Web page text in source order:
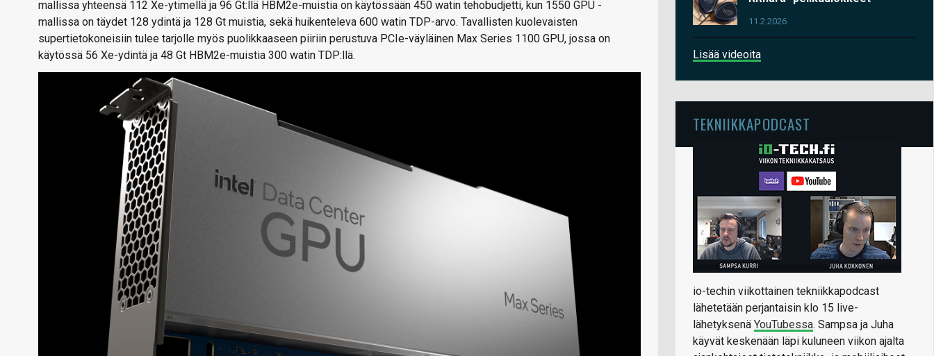
mallissa yhteensä 112 Xe-ytimellä ja 96 Gt:llä HBM2e-muistia on käytössään 450 watin tehobudjetti, kun 1550 GPU -
mallissa on täydet 128 ydintä ja 128 Gt muistia, sekä huikenteleva 600 watin TDP-arvo. Tavallisten kuolevaisten
supertietokoneisiin tulee tarjolle myös puolikkaaseen piiriin perustuva PCIe-väyläinen Max Series 1100 GPU, jossa on
käytössä 56 Xe-ydintä ja 48 Gt HBM2e-muistia 300 watin TDP:llä.
11.2.2026
Lisää videoita
TEKNIIKKAPODCAST
io-techin viikottainen tekniikkapodcast
lähetetään perjantaisin klo 15 live-
lähetyksenä YouTubessa. Sampsa ja Juha
käyvät keskenään läpi kuluneen viikon ajalta